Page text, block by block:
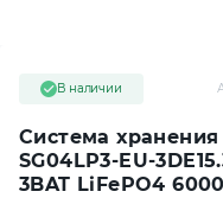
Система хранения
SG04LP3-EU-
3BAT LiFePO4
В наличии